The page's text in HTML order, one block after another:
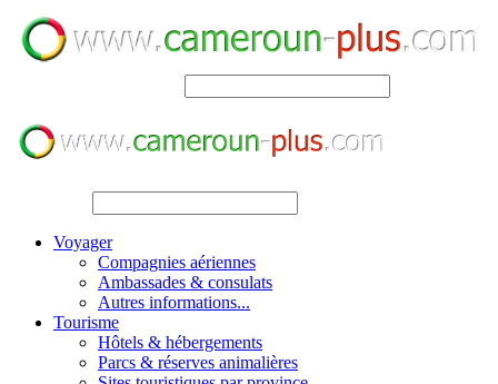
Voyager
Compagnies aériennes
Ambassades & consulats
Autres informations...
Tourisme
Hôtels & hébergements
Parcs & réserves animalières